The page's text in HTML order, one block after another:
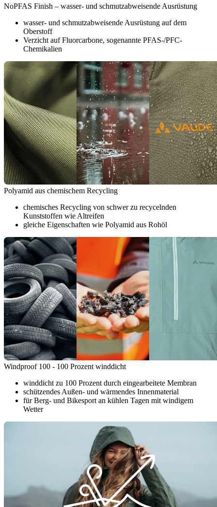
NoPFAS Finish – wasser- und schmutzabweisende Ausrüstung
wasser- und schmutzabweisende Ausrüstung auf dem
Oberstoff
Verzicht auf Fluorcarbone, sogenannte PFAS-/PFC-
Chemikalien
Polyamid aus chemischem Recycling
chemisches Recycling von schwer zu recycelnden
Kunststoffen wie Altreifen
gleiche Eigenschaften wie Polyamid aus Rohöl
Windproof 100 - 100 Prozent winddicht
winddicht zu 100 Prozent durch eingearbeitete Membran
schützendes Außen- und wärmendes Innenmaterial
für Berg- und Bikesport an kühlen Tagen mit windigem
Wetter